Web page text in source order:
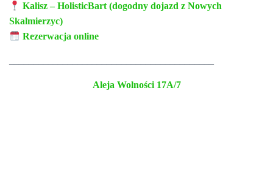
Kalisz – HolisticBart (dogodny dojazd z Nowych
Skalmierzyc)
Rezerwacja online
Aleja Wolności 17A/7